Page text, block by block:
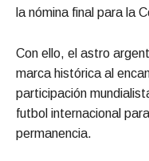
la nómina final para la
Con ello, el astro
marca histórica al
participación
futbol internacional
permanencia.